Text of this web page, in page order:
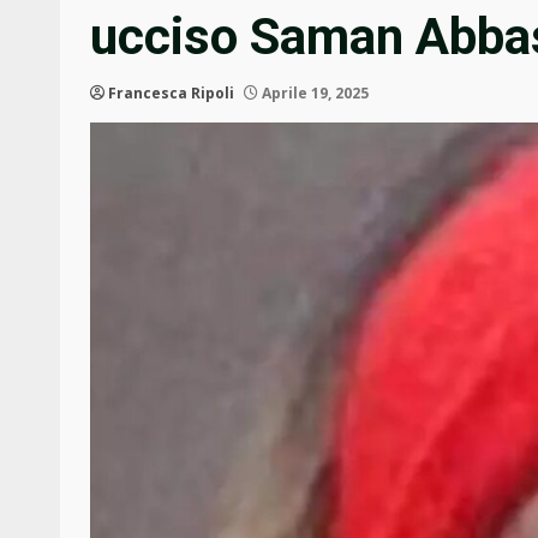
ucciso Saman
Francesca Ripoli Aprile 19, 2025